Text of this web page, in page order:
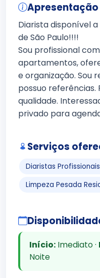
Apresentação
Diarista disponível
de São Paulo!!!!
Sou profissional
apartamentos,
e organização. Sou
possuo referências.
qualidade.
privado para
Serviços
Diaristas
Limpeza Pesada
Início:Imediato ·
Noite